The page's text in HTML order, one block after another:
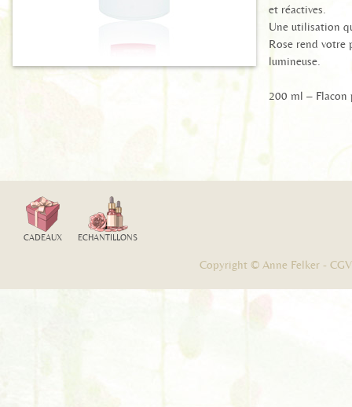
et réactives.
Une utilisation
Rose rend votre
lumineuse.
200 ml – Flacon
CADEAUX ECHANTILLONS
Copyright © Anne Felker - CGV